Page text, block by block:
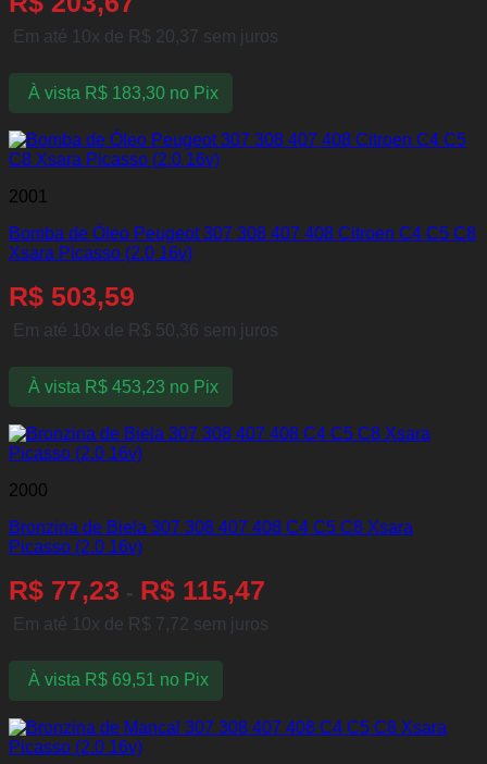
Em até 10x de R$ 20,37 sem juros
À vista R$183,30 no Pix
2001
Bomba de Óleo Peugeot 307 308 407 408 Citroen C4 C5 C8
Xsara Picasso (2.0 16v)
R$ 503,59
Em até 10x de R$ 50,36 sem juros
À vista R$453,23 no Pix
2000
Bronzina de Biela 307 308 407 408 C4 C5 C8 Xsara
Picasso (2.0 16v)
R$ 77,23 - R$ 115,47
Em até 10x de R$ 7,72 sem juros
À vista R$69,51 no Pix